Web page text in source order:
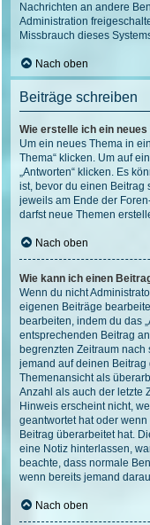
Nachrichten an andere
Administration
Missbrauch dieses
Nach oben
Beiträge schreiben
Wie erstelle ich ein
Um ein neues Thema in
Thema“ klicken. Um auf
„Antworten“ klicken. Es
ist, bevor du einen Beitrag
jeweils am Ende der
darfst neue Themen
Nach oben
Wie kann ich einen
Wenn du nicht
eigenen Beiträge
bearbeiten, indem du das
entsprechenden Beitrag
begrenzten Zeitraum
jemand auf deinen
Themenansicht als
Anzahl als auch der letzte
Hinweis erscheint nicht,
geantwortet hat oder
Beitrag überarbeitet hat.
eine Notiz hinterlassen,
beachte, dass normale
wenn bereits jemand
Nach oben